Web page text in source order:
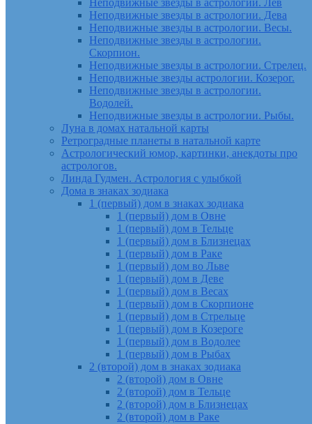
Неподвижные звезды в астрологии. Лев
Неподвижные звезды в астрологии. Дева
Неподвижные звезды в астрологии. Весы.
Неподвижные звезды в астрологии.
Скорпион.
Неподвижные звезды в астрологии. Стрелец.
Неподвижные звезды астрологии. Козерог.
Неподвижные звезды в астрологии.
Водолей.
Неподвижные звезды в астрологии. Рыбы.
Луна в домах натальной карты
Ретроградные планеты в натальной карте
Астрологический юмор, картинки, анекдоты про
астрологов.
Линда Гудмен. Астрология с улыбкой
Дома в знаках зодиака
1 (первый) дом в знаках зодиака
1 (первый) дом в Овне
1 (первый) дом в Тельце
1 (первый) дом в Близнецах
1 (первый) дом в Раке
1 (первый) дом во Льве
1 (первый) дом в Деве
1 (первый) дом в Весах
1 (первый) дом в Скорпионе
1 (первый) дом в Стрельце
1 (первый) дом в Козероге
1 (первый) дом в Водолее
1 (первый) дом в Рыбах
2 (второй) дом в знаках зодиака
2 (второй) дом в Овне
2 (второй) дом в Тельце
2 (второй) дом в Близнецах
2 (второй) дом в Раке